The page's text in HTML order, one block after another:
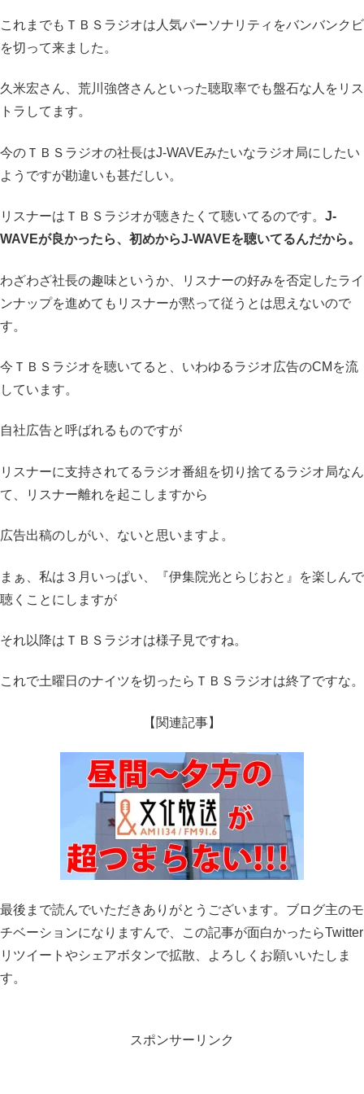
これまでもＴＢＳラジオは人気パーソナリティをバンバンクビ
を切って来ました。
久米宏さん、荒川強啓さんといった聴取率でも盤石な人をリス
トラしてます。
今のＴＢＳラジオの社長はJ-WAVEみたいなラジオ局にしたい
ようですが勘違いも甚だしい。
リスナーはＴＢＳラジオが聴きたくて聴いてるのです。 J-
WAVEが良かったら、初めからJ-WAVEを聴いてるんだから。
わざわざ社長の趣味というか、リスナーの好みを否定したライ
ンナップを進めてもリスナーが黙って従うとは思えないので
す。
今ＴＢＳラジオを聴いてると、いわゆるラジオ広告のCMを流
しています。
自社広告と呼ばれるものですが
リスナーに支持されてるラジオ番組を切り捨てるラジオ局なん
て、リスナー離れを起こしますから
広告出稿のしがい、ないと思いますよ。
まぁ、私は３月いっぱい、『伊集院光とらじおと』を楽しんで
聴くことにしますが
それ以降はＴＢＳラジオは様子見ですね。
これで土曜日のナイツを切ったらＴＢＳラジオは終了ですな。
【関連記事】
最後まで読んでいただきありがとうございます。ブログ主のモ
チベーションになりますんで、この記事が面白かったらTwitter
リツイートやシェアボタンで拡散、よろしくお願いいたしま
す。
スポンサーリンク